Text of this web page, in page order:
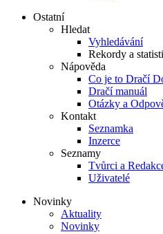
Ostatní
Hledat
Vyhledávání
Rekordy a
Nápověda
Co je to Dračí
Dračí manuál
Otázky a
Kontakt
Seznamka
Inzerce
Seznamy
Tvůrci a
Uživatelé
Novinky
Aktuality
Novinky